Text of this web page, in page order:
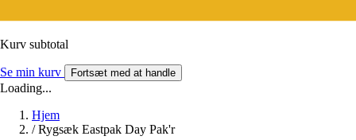
Kurv subtotal
Se min kurv Fortsæt med at handle
Loading...
Hjem
/ Rygsæk Eastpak Day Pak'r